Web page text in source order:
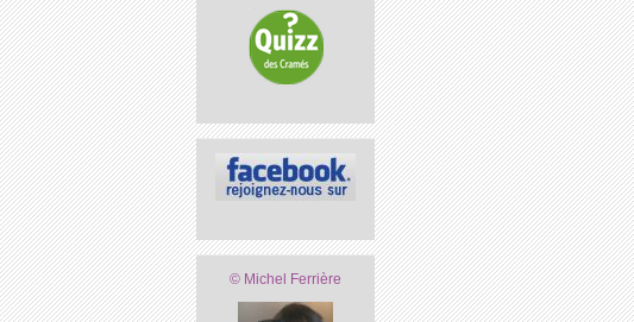
© Michel Ferrière